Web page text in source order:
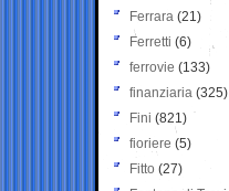
Ferrara (21)
Ferretti (6)
ferrovie (133)
finanziaria (325)
Fini (821)
fioriere (5)
Fitto (27)